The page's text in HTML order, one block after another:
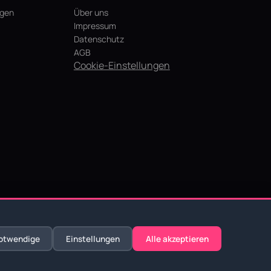
Über uns
Impressum
Datenschutz
AGB
Cookie-Einstellungen
Einstellungen Alle akzeptieren